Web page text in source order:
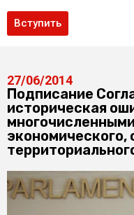
Вступить
27/06/2014
Подписание
историческая
экономического,